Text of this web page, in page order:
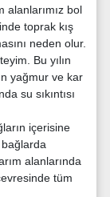
alanlarımız bol
toprak kış
neden olur.
Bu yılın
yağmur ve kar
su sıkıntısı
içerisine
bağlarda
alanlarında
tüm